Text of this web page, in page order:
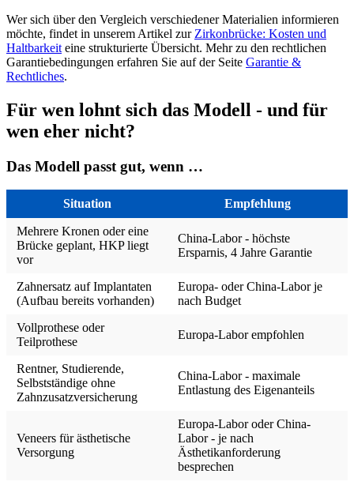
Wer sich über den Vergleich verschiedener Materialien informieren
möchte, findet in unserem Artikel zur Zirkonbrücke: Kosten und
Haltbarkeit eine strukturierte Übersicht. Mehr zu den rechtlichen
Garantiebedingungen erfahren Sie auf der Seite Garantie &
Rechtliches.
Für wen lohnt sich das Modell - und für
wen eher nicht?
Das Modell passt gut, wenn …
Situation Empfehlung
Mehrere Kronen oder eine
Brücke geplant, HKP liegt
vor
China-Labor - höchste
Ersparnis, 4 Jahre Garantie
Zahnersatz auf Implantaten
(Aufbau bereits vorhanden)
Europa- oder China-Labor je
nach Budget
Vollprothese oder
Teilprothese
Europa-Labor empfohlen
Rentner, Studierende,
Selbstständige ohne
Zahnzusatzversicherung
China-Labor - maximale
Entlastung des Eigenanteils
Veneers für ästhetische
Versorgung
Europa-Labor oder China-
Labor - je nach
Ästhetikanforderung
besprechen